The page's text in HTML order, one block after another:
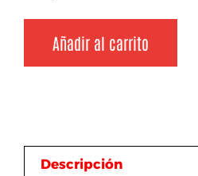
Añadir al carrito
Descripción